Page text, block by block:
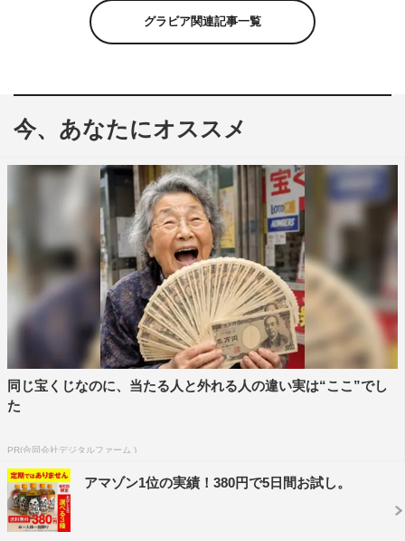
「老後の資金がありません！」ティザービジュアル
「老後の資金がありません！」のティザービジュアルが公
強い女性を体現してきた天海が本作で演じるのは、どこに
でもいる普通の主婦。人生の後半に必ずやってくるのが老
後資金問題。誰もが直面する夫婦、親子、子の結婚、独
立、嫁姑、親の介護、葬式など、あらゆる問題が立て続け
に襲ってくる中、悩みもがき奮闘した先にある幸せな「老
後」とは何かを描く。
昨年6月に「年金の他、老後には夫婦で2000万円が必要」
アルでは“2000万円なんてとてもじゃない！”とばかりに通
帳残高に大ショックを受ける瞬間が映し出され、涙は宙に
舞い、哀しみを笑い飛ばすかのような叫び声が聞こえてき
そうな仕上がりになっている。
グラビア関連記事一覧
今、あなたにオススメ
同じ宝くじなのに、当たる人と外れる人の違い実は“ここ”でし
た
PR(合同会社デジタルファーム )
アマゾン1位の実績！380円で5日間お試し。